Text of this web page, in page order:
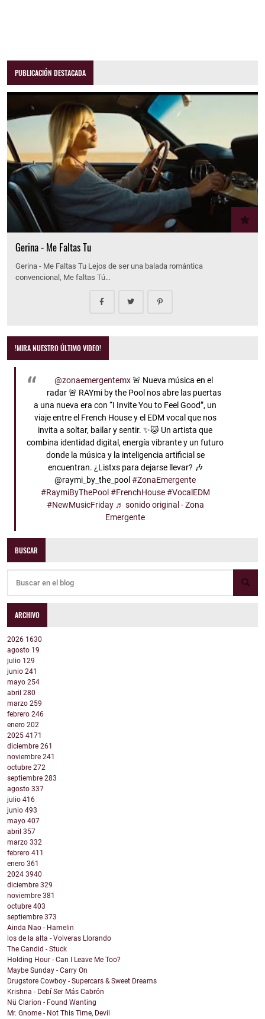
PUBLICACIÓN DESTACADA
Gerina - Me Faltas Tu
Gerina - Me Faltas Tu Lejos de ser una balada romántica
convencional, Me faltas Tú…
!MIRA NUESTRO ÚLTIMO VIDEO!
@zonaemergentemx🚨 Nueva música en el
radar 🚨 RAYmi by the Pool nos abre las puertas
a una nueva era con “I Invite You to Feel Good”, un
viaje entre el French House y el EDM vocal que nos
invita a soltar, bailar y sentir. ✨🐱 Un artista que
combina identidad digital, energía vibrante y un futuro
donde la música y la inteligencia artificial se
encuentran. ¿Listxs para dejarse llevar? 🎶
@raymi_by_the_pool#ZonaEmergente
#RaymiByThePool #FrenchHouse #VocalEDM
#NewMusicFriday ♬ sonido original - Zona
Emergente
BUSCAR
ARCHIVO
2026 1630
agosto 19
julio 129
junio 241
mayo 254
abril 280
marzo 259
febrero 246
enero 202
2025 4171
diciembre 261
noviembre 241
octubre 272
septiembre 283
agosto 337
julio 416
junio 493
mayo 407
abril 357
marzo 332
febrero 411
enero 361
2024 3940
diciembre 329
noviembre 381
octubre 403
septiembre 373
Ainda Nao - Hamelin
los de la alta - Volveras Llorando
The Candid - Stuck
Holding Hour - Can I Leave Me Too?
Maybe Sunday - Carry On
Drugstore Cowboy - Supercars & Sweet Dreams
Krishna - Debí Ser Más Cabrón
Nü Clarion - Found Wanting
Mr. Gnome - Not This Time, Devil